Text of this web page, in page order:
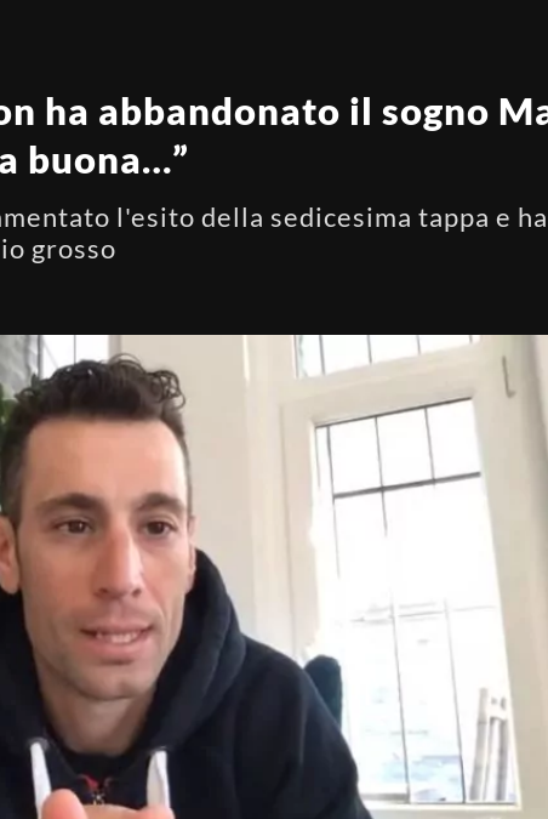
ha abbandonato il sogno
buona…”
l'esito della sedicesima tappa e
grosso